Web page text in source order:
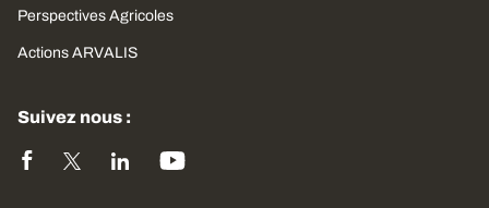
Perspectives Agricoles
Actions ARVALIS
Suivez nous :